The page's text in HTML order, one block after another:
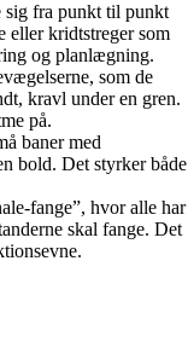
sig fra punkt til punkt
eller kridtstreger som
og planlægning.
som de
kravl under en gren.
på.
baner med
bold. Det styrker både
fange”, hvor alle har
skal fange. Det